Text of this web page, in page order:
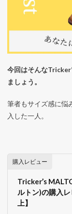
今回はそんな
ましょう。
筆者もサイズ感に悩
入した一人。
購入レビュー
Tricker’s
ルトン)の購入
上】